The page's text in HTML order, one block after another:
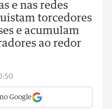
e nas redes
torcedores
e acumulam
ao redor
no Google